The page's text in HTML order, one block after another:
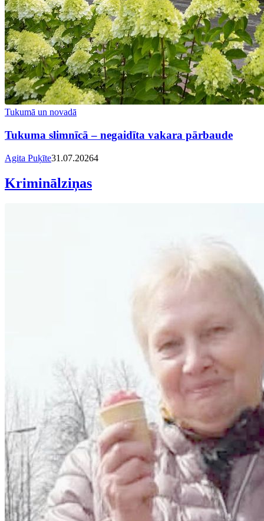
Tukumā un novadā
Tukuma slimnīcā – negaidīta vakara pārbaude
Agita Puķīte31.07.20264
Kriminālziņas